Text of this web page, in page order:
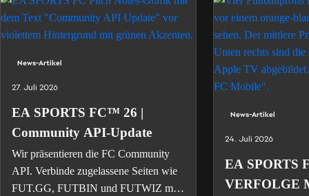
News-Artikel
27. Juli 2026
EA SPORTS FC™ 26 |
Community API-Update
Wir präsentieren die FC Community
API. Verbinde zugelassene Seiten wie
FUT.GG, FUTBIN und FUTWIZ mit
News-Artikel
24. Juli 2026
EA SPORTS
VERFOLGE